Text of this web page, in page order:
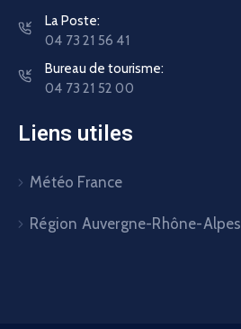
La Poste:
04 73 21 56 41
Bureau de tourisme:
04 73 21 52 00
Liens utiles
Météo France
Région Auvergne-Rhône-Alpes